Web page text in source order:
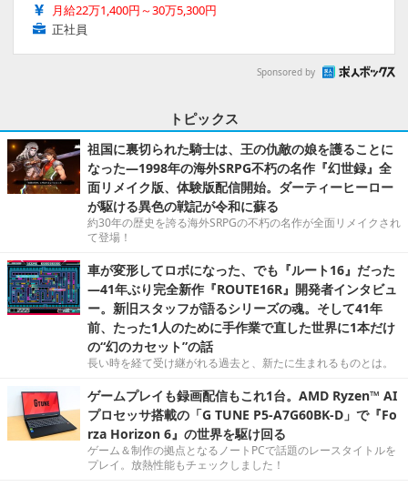
月給22万1,400円～30万5,300円
正社員
Sponsored by
トピックス
祖国に裏切られた騎士は、王の仇敵の娘を護ることに
なった―1998年の海外SRPG不朽の名作『幻世録』全
面リメイク版、体験版配信開始。ダーティーヒーロー
が駆ける異色の戦記が令和に蘇る
約30年の歴史を誇る海外SRPGの不朽の名作が全面リメイクされ
て登場！
車が変形してロボになった、でも『ルート16』だった
―41年ぶり完全新作『ROUTE16R』開発者インタビュ
ー。新旧スタッフが語るシリーズの魂。そして41年
前、たった1人のために手作業で直した世界に1本だけ
の“幻のカセット”の話
長い時を経て受け継がれる過去と、新たに生まれるものとは。
ゲームプレイも録画配信もこれ1台。AMD Ryzen™ AI
プロセッサ搭載の「G TUNE P5-A7G60BK-D」で『Fo
rza Horizon 6』の世界を駆け回る
ゲーム＆制作の拠点となるノートPCで話題のレースタイトルを
プレイ。放熱性能もチェックしました！